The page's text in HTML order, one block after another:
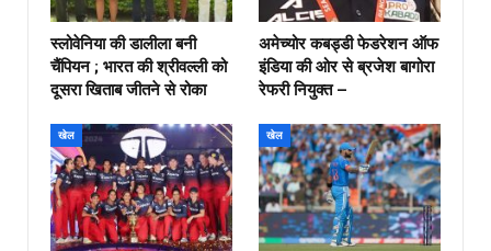
स्लोवेनिया की डालीला बनी
चैंपियन ; भारत की श्रीवल्ली को
दूसरा खिताब जीतने से रोका
अमेच्योर कबड्डी फेडरेशन ऑफ
इंडिया की ओर से ब्रजेश बागोरा
रेफरी नियुक्त –
खेल खेल